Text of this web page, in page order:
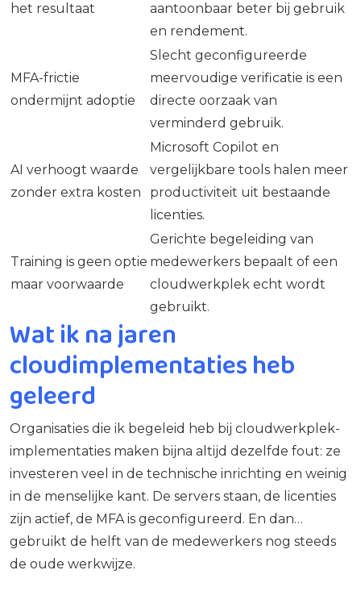
het resultaat
aantoonbaar beter bij gebruik
en rendement.
MFA-frictie
ondermijnt adoptie
Slecht geconfigureerde
meervoudige verificatie is een
directe oorzaak van
verminderd gebruik.
AI verhoogt waarde
zonder extra kosten
Microsoft Copilot en
vergelijkbare tools halen meer
productiviteit uit bestaande
licenties.
Training is geen optie
maar voorwaarde
Gerichte begeleiding van
medewerkers bepaalt of een
cloudwerkplek echt wordt
gebruikt.
Wat ik na jaren
cloudimplementaties heb
geleerd
Organisaties die ik begeleid heb bij cloudwerkplek-
implementaties maken bijna altijd dezelfde fout: ze
investeren veel in de technische inrichting en weinig
in de menselijke kant. De servers staan, de licenties
zijn actief, de MFA is geconfigureerd. En dan…
gebruikt de helft van de medewerkers nog steeds
de oude werkwijze.